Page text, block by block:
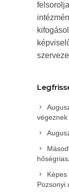
Pozsonyi